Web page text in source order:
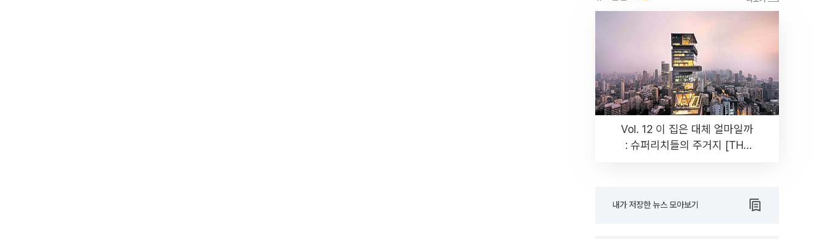
Vol. 12 이 집은 대체 얼마일까
: 슈퍼리치들의 주거지 [THE
내가 저장한 뉴스 모아보기